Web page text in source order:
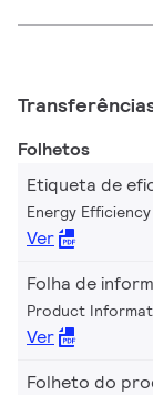
Folhetos
Etiqueta de
Energy
Ver
Folha de
Product
Ver
Folheto do